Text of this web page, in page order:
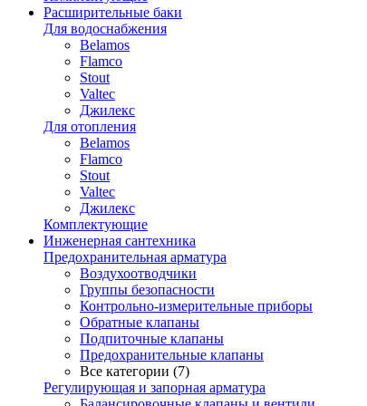
Расширительные баки
Для водоснабжения
Belamos
Flamco
Stout
Valtec
Джилекс
Для отопления
Belamos
Flamco
Stout
Valtec
Джилекс
Комплектующие
Инженерная сантехника
Предохранительная арматура
Воздухоотводчики
Группы безопасности
Контрольно-измерительные приборы
Обратные клапаны
Подпиточные клапаны
Предохранительные клапаны
Все категории (7)
Регулирующая и запорная арматура